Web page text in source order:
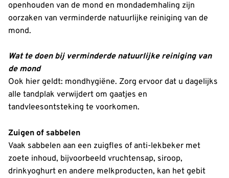
openhouden van de mond en mondademhaling zijn
oorzaken van verminderde natuurlijke reiniging van de
mond.
Wat te doen bij verminderde natuurlijke reiniging van
de mond
Ook hier geldt: mondhygiëne. Zorg ervoor dat u dagelijks
alle tandplak verwijdert om gaatjes en
tandvleesontsteking te voorkomen.
Zuigen of sabbelen
Vaak sabbelen aan een zuigfles of anti-lekbeker met
zoete inhoud, bijvoorbeeld vruchtensap, siroop,
drinkyoghurt en andere melkproducten, kan het gebit